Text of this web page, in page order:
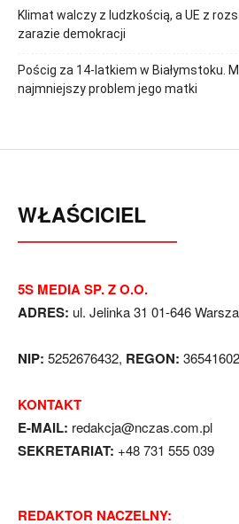
Klimat walczy z ludzkością, a UE z
zarazie demokracji
Pościg za 14-latkiem w Białymstoku.
najmniejszy problem jego matki
WŁAŚCICIEL
5S MEDIA SP. Z O.O.
ADRES: ul. Jelinka 31 01-646
NIP: 5252676432, REGON:
KONTAKT
E-MAIL: redakcja@nczas.com.pl
SEKRETARIAT: +48 731 555 039
REDAKTOR NACZELNY: